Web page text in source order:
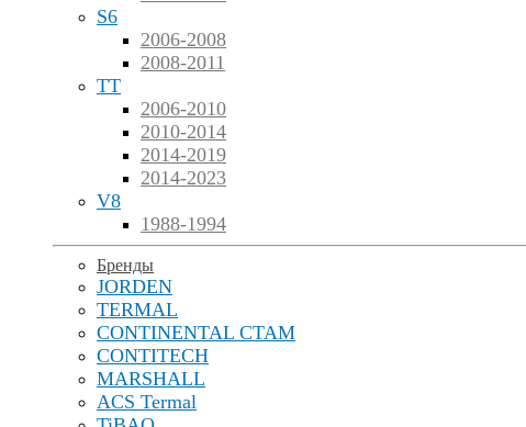
S6
2006-2008
2008-2011
TT
2006-2010
2010-2014
2014-2019
2014-2023
V8
1988-1994
Бренды
JORDEN
TERMAL
CONTINENTAL CTAM
CONTITECH
MARSHALL
ACS Termal